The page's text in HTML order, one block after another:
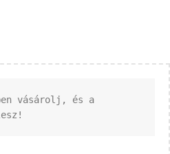
vásárolj, és a